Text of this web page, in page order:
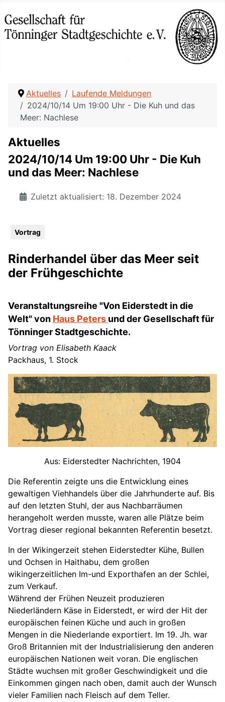
Aktuelles
Laufende Meldungen
2024/10/14 Um 19:00 Uhr - Die Kuh und das
Meer: Nachlese
Aktuelles
2024/10/14 Um 19:00 Uhr - Die Kuh
und das Meer: Nachlese
Zuletzt aktualisiert: 18. Dezember 2024
Vortrag
Rinderhandel über das Meer seit
der Frühgeschichte
Veranstaltungsreihe "Von Eiderstedt in die
Welt" von Haus Peters und der Gesellschaft für
Tönninger Stadtgeschichte.
Vortrag von Elisabeth Kaack
Packhaus, 1. Stock
Aus: Eiderstedter Nachrichten, 1904
Die Referentin zeigte uns die Entwicklung eines
gewaltigen Viehhandels über die Jahrhunderte auf. Bis
auf den letzten Stuhl, der aus Nachbarräumen
herangeholt werden musste, waren alle Plätze beim
Vortrag dieser regional bekannten Referentin besetzt.
In der Wikingerzeit stehen Eiderstedter Kühe, Bullen
und Ochsen in Haithabu, dem großen
wikingerzeitlichen Im-und Exporthafen an der Schlei,
zum Verkauf.
Während der Frühen Neuzeit produzieren
Niederländern Käse in Eiderstedt, er wird der Hit der
europäischen feinen Küche und auch in großen
Mengen in die Niederlande exportiert. Im 19. Jh. war
Groß Britannien mit der Industrialisierung den anderen
europäischen Nationen weit voran. Die englischen
Städte wuchsen mit großer Geschwindigkeit und die
Einkommen gingen nach oben, damit auch der Wunsch
vieler Familien nach Fleisch auf dem Teller.